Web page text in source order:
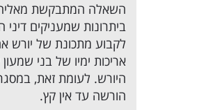
השאלה המתבקשת מאליה
ביתרונות שמעניקים
לקבוע מתכונת של יורש
אריכות ימיו של בני
היורש. לעומת זאת,
הורשה עד אין קץ.